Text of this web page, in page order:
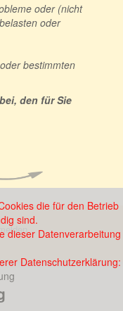
oder (nicht
oder
bestimmten
den für Sie
die für den Betrieb
sind.
dieser Datenverarbeitung
Datenschutzerklärung: